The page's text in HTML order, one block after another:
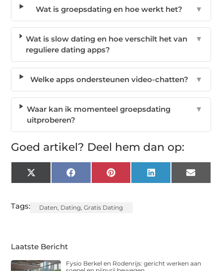
Wat is groepsdating en hoe werkt het? ▼
Wat is slow dating en hoe verschilt het van
reguliere dating apps?
▼
Welke apps ondersteunen video-chatten? ▼
Waar kan ik momenteel groepsdating
uitproberen?
▼
Goed artikel? Deel hem dan op:
X
(Twitter)
FacebookPinterest LinkedIn Email
Tags: Daten, Dating,Gratis Dating
Laatste Bericht
Fysio Berkel en Rodenrijs: gericht werken aan